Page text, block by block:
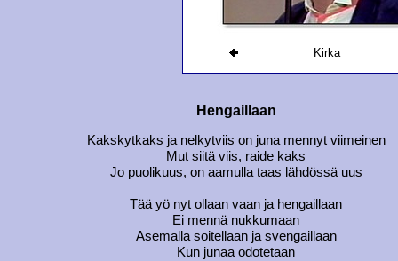
Kirka
Hengaillaan
Kakskytkaks ja nelkytviis on juna mennyt viimeinen
Mut siitä viis, raide kaks
Jo puolikuus, on aamulla taas lähdössä uus
Tää yö nyt ollaan vaan ja hengaillaan
Ei mennä nukkumaan
Asemalla soitellaan ja svengaillaan
Kun junaa odotetaan